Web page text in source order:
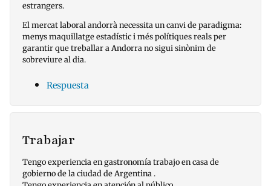
estrangers.
El mercat laboral andorrà necessita un canvi de paradigma:
menys maquillatge estadístic i més polítiques reals per
garantir que treballar a Andorra no sigui sinònim de
sobreviure al dia.
Respuesta
Trabajar
Tengo experiencia en gastronomía trabajo en casa de
gobierno de la ciudad de Argentina .